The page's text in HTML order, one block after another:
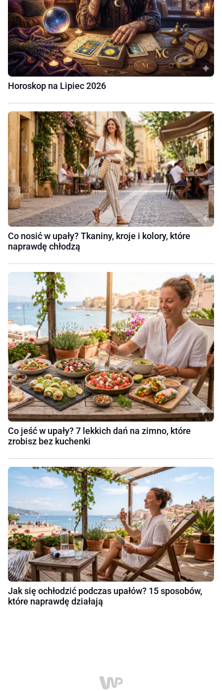
Horoskop na Lipiec 2026
Co nosić w upały? Tkaniny, kroje i kolory, które
naprawdę chłodzą
Co jeść w upały? 7 lekkich dań na zimno, które
zrobisz bez kuchenki
Jak się ochłodzić podczas upałów? 15 sposobów,
które naprawdę działają